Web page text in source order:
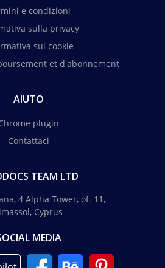
e condizioni
sulla privacy
sui cookie
et d'abonnement
AIUTO
plugin
Contattaci
TEAM LTD
4 Alpha Tower, of. 11,
Cyprus
MEDIA